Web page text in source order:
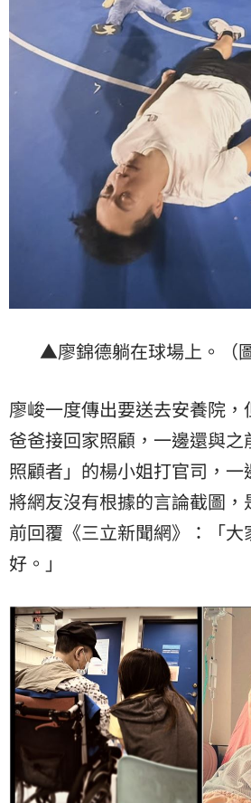
▲廖錦德躺在球場上。（
廖峻一度傳出要送去安養院
爸爸接回家照顧，一邊還與
照顧者」的楊小姐打官司，一
將網友沒有根據的言論截圖，
前回覆《三立新聞網》：「
好。」